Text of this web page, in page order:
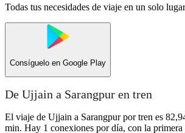
Todas tus necesidades de viaje en un solo lugar
Consíguelo en Google Play
De Ujjain a Sarangpur en tren
El viaje de Ujjain a Sarangpur por tren es
min. Hay 1 conexiones por día, con la primera